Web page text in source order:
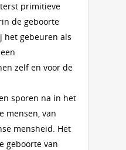
primitieve
de geboorte
het gebeuren als
zelf en voor de
sporen na in het
mensen, van
mensheid. Het
geboorte van